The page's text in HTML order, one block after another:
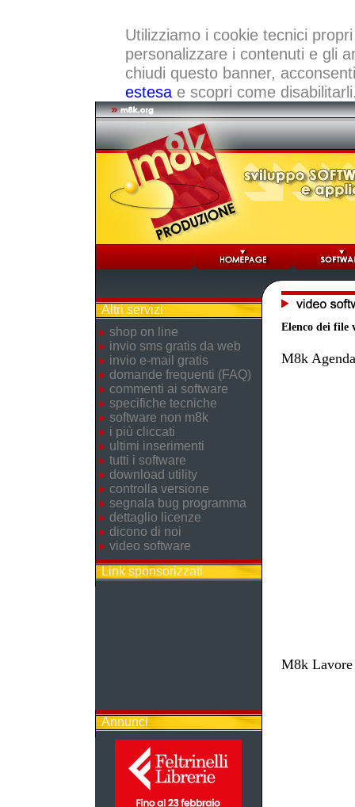
Utilizziamo i cookie tecnici
personalizzare i contenuti e gli
chiudi questo banner,
estesae scopri come
Altri servizi
shop on line
invio sms gratis da web
invio e-mail gratis
domande frequenti (FAQ)
commenti ai software
specifiche tecniche
software non m8k
i più cliccati
ultimi inserimenti
tutti i software
download utility
controlla versione
segnala bug programma
dettaglio licenze
dicono di noi
video software
Link sponsorizzati
Annunci
Elenco dei file
M8k
M8k